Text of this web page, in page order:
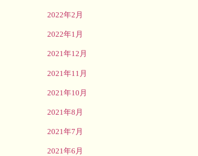
2022年2月
2022年1月
2021年12月
2021年11月
2021年10月
2021年8月
2021年7月
2021年6月